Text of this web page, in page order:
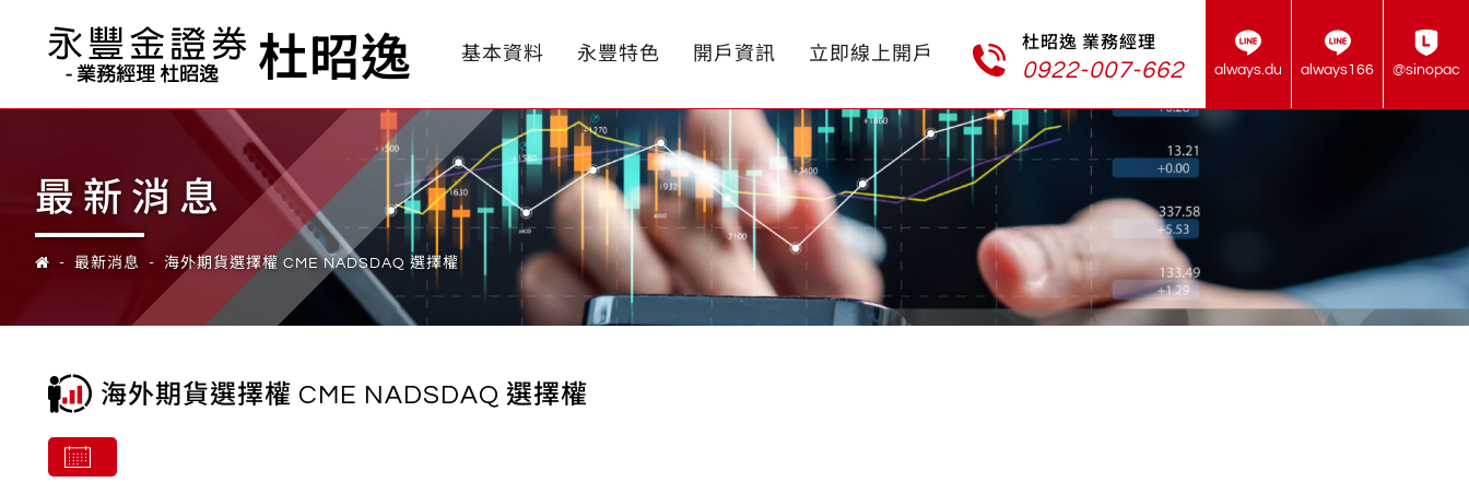
杜昭逸 基本資料 永豐特色 開戶資訊 立即線上開戶
杜昭逸 業務經理
0922-007-662 always.du always166 @sinopac
最新消息
最新消息 海外期貨選擇權 CME NADSDAQ 選擇權
海外期貨選擇權 CME NADSDAQ 選擇權